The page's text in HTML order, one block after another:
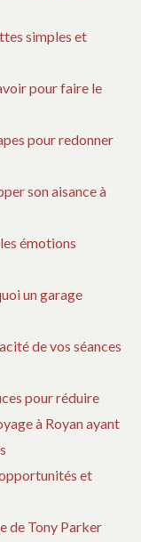
simples et
pour faire le
pour redonner
son aisance à
émotions
un garage
de vos séances
pour réduire
à Royan ayant
et
de Tony Parker